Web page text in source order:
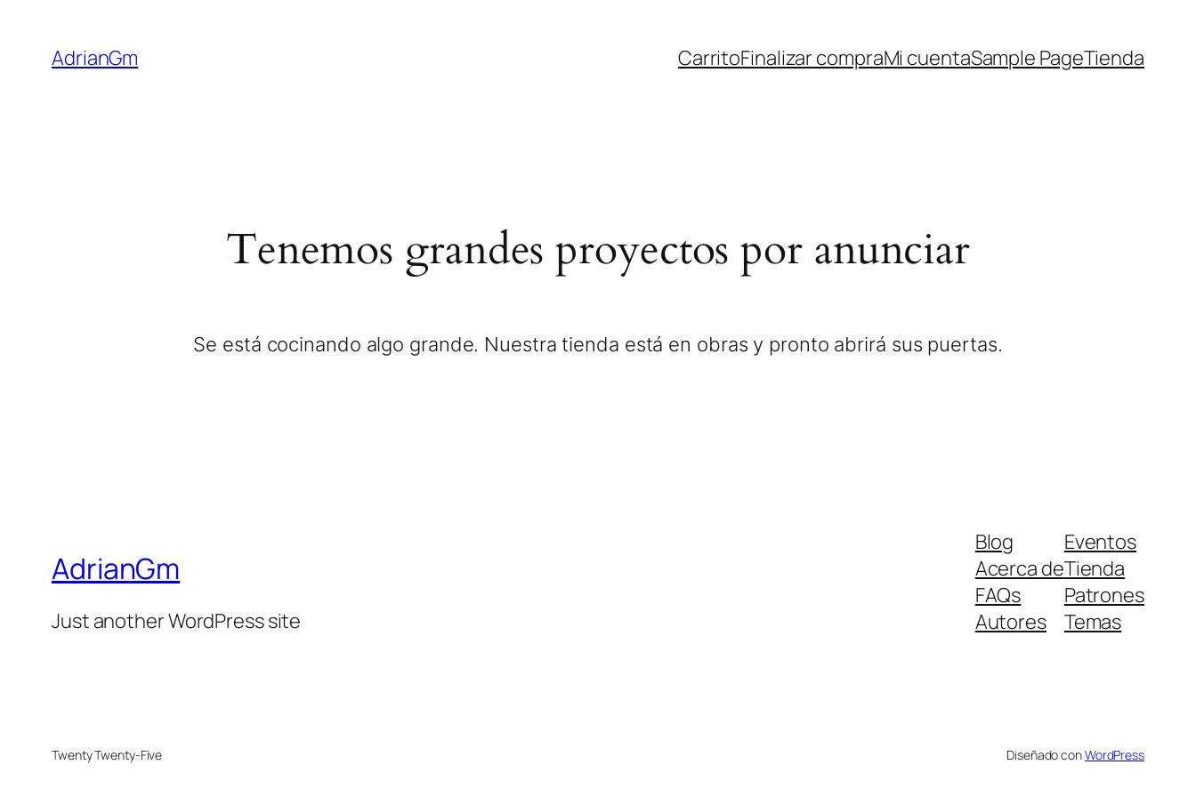
AdrianGm CarritoFinalizar compraMi cuentaSample PageTienda
Tenemos grandes proyectos por anunciar
Se está cocinando algo grande. Nuestra tienda está en obras y pronto abrirá sus puertas.
AdrianGm
Just another WordPress site
Blog
Acerca de
FAQs
Autores
Eventos
Tienda
Patrones
Temas
Twenty Twenty-Five Diseñado conWordPress